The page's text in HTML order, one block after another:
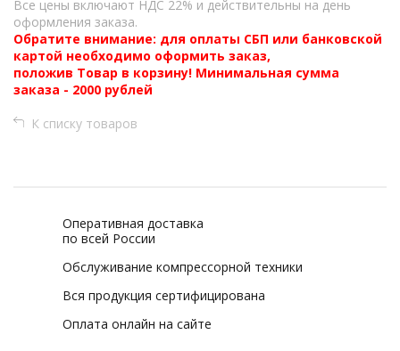
Все цены включают НДС 22% и действительны на день
оформления заказа.
Обратите внимание: для оплаты СБП или банковской
картой необходимо оформить заказ,
положив Товар в корзину! Минимальная сумма
заказа - 2000 рублей
К списку товаров
Оперативная доставка
по всей России
Обслуживание компрессорной техники
Вся продукция сертифицирована
Оплата онлайн на сайте